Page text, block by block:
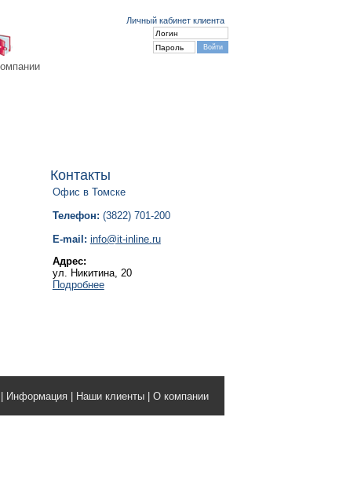
Личный кабинет клиента
Контакты
Офис в Томске
Телефон: (3822) 701-200
E-mail: info@it-inline.ru
Адрес:
ул. Никитина, 20
Подробнее
Информация Наши клиенты О компании